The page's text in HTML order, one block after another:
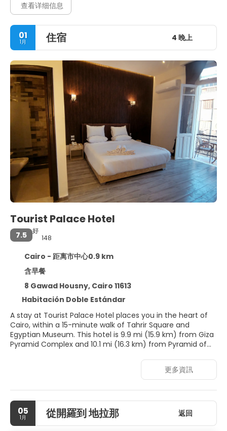
查看详细信息
01
1月 住宿 4 晚上
Tourist Palace Hotel
7.5
好
148
Cairo - 距离市中心0.9 km
含早餐
8 Gawad Housny, Cairo 11613
Habitación Doble Estándar
A stay at Tourist Palace Hotel places you in the heart of
Cairo, within a 15-minute walk of Tahrir Square and
Egyptian Museum. This hotel is 9.9 mi (15.9 km) from Giza
Pyramid Complex and 10.1 mi (16.3 km) from Pyramid of
Make use of convenient amenities, which include
complimentary wireless internet access and concierge
services.
Treat yourself to a stay in one of the 16 individually
decorated guestrooms, featuring fireplaces and LED
更多資訊
05
1月 從開羅到 地拉那 返回